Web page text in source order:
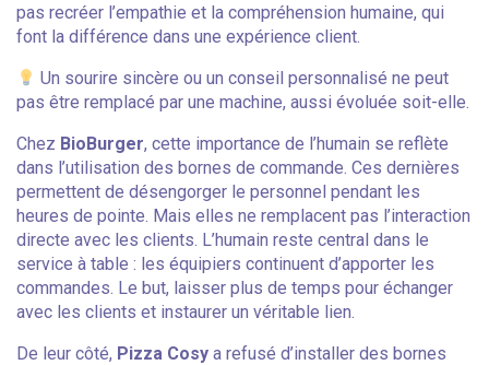
pas recréer l’empathie et la compréhension humaine, qui
font la différence dans une expérience client.
Un sourire sincère ou un conseil personnalisé ne peut
pas être remplacé par une machine, aussi évoluée soit-elle.
Chez BioBurger, cette importance de l’humain se reflète
dans l’utilisation des bornes de commande. Ces dernières
permettent de désengorger le personnel pendant les
heures de pointe. Mais elles ne remplacent pas l’interaction
directe avec les clients. L’humain reste central dans le
service à table : les équipiers continuent d’apporter les
commandes. Le but, laisser plus de temps pour échanger
avec les clients et instaurer un véritable lien.
De leur côté, Pizza Cosy a refusé d’installer des bornes